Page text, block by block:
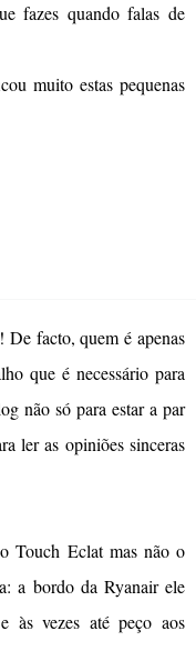
fazes quando falas de
muito estas pequenas
facto, quem é apenas
que é necessário para
não só para estar a par
ler as opiniões sinceras
Touch Eclat mas não o
a bordo da Ryanair ele
às vezes até peço aos